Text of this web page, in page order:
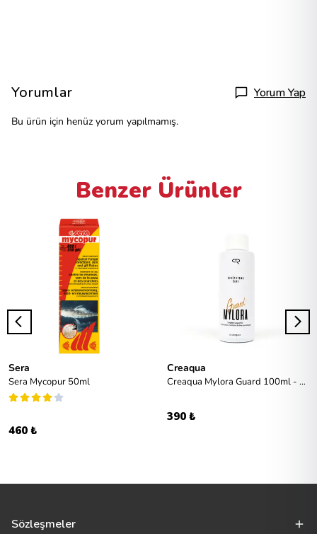
Yorumlar Yorum Yap
Bu ürün için henüz yorum yapılmamış.
Benzer Ürünler
Sera
Sera Mycopur 50ml
460 ₺
Creaqua
Creaqua Mylora Guard 100ml - Deri ve Mukoza Desteği
390 ₺
Sözleşmeler